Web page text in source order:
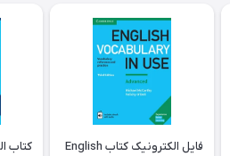
فایل الکترونیک کتاب English